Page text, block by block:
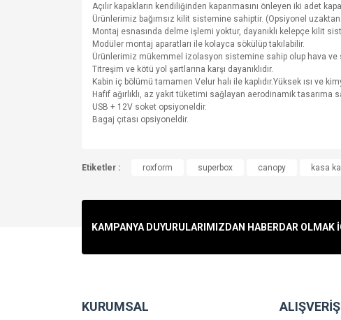
Açılır kapakların kendiliğinden kapanmasını önleyen iki adet
Ürünlerimiz bağımsız kilit sistemine sahiptir. (Opsiyonel
Montaj esnasında delme işlemi yoktur, dayanıklı kelepçe kilit
Modüler montaj aparatları ile kolayca sökülüp takılabilir.
Ürünlerimiz mükemmel izolasyon sistemine sahip olup hava ve
Titreşim ve kötü yol şartlarına karşı dayanıklıdır.
Kabin iç bölümü tamamen Velur halı ile kaplıdır.Yüksek ısı ve
Hafif ağırlıklı, az yakıt tüketimi sağlayan aerodinamik tasarıma
USB + 12V soket opsiyoneldir.
Bagaj çıtası opsiyoneldir.
Görüş ve önerileriniz için teşekkür ederiz.
Ürün açıklamasında eksik bilgiler bulunuyor.
Etiketler : roxform superbox canopy kasa
KAMPANYA DUYURULARIMIZDAN HABERDAR
KURUMSAL ALIŞVERİŞ